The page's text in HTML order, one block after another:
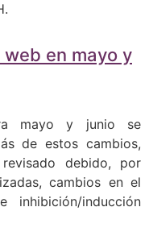
en mayo y
mayo y junio se
de estos cambios,
debido, por
cambios en el
inducción